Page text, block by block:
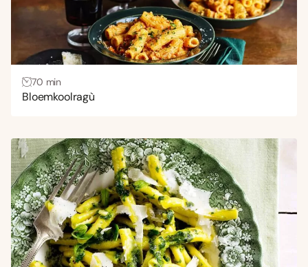
70 min
Bloemkoolragù